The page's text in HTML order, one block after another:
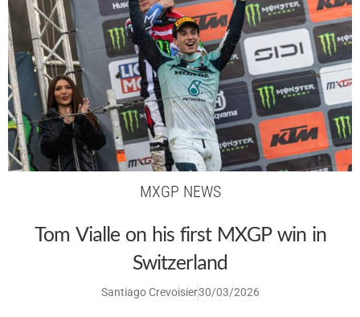
MXGP NEWS
Tom Vialle on his first MXGP win in
Switzerland
Santiago Crevoisier30/03/2026